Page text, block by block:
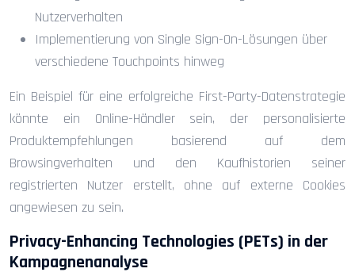
Nutzerverhalten
Implementierung von Single Sign-On-Lösungen über
verschiedene Touchpoints hinweg
Ein Beispiel für eine erfolgreiche First-Party-Datenstrategie
könnte ein Online-Händler sein, der personalisierte
Produktempfehlungen basierend auf dem
Browsingverhalten und den Kaufhistorien seiner
registrierten Nutzer erstellt, ohne auf externe Cookies
angewiesen zu sein.
Privacy-Enhancing Technologies (PETs) in der
Kampagnenanalyse